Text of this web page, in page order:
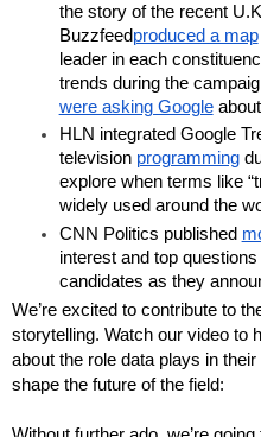
the story of the recent
Buzzfeedproduced a map
leader in each
trends during the
were asking Google about
HLN integrated Google
television programming
explore when terms like
widely used around the
CNN Politics published
interest and top
candidates as they
We’re excited to contribute to
storytelling. Watch our video to
about the role data plays in
shape the future of the field: